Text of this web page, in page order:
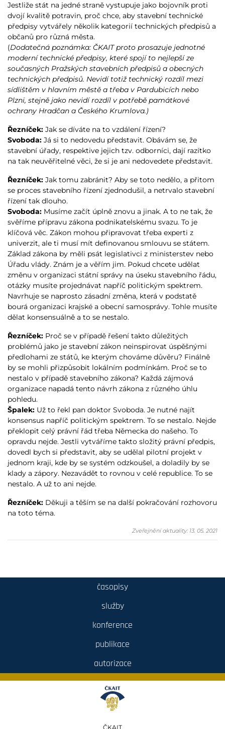
Jestliže stát na jedné straně vystupuje jako bojovník proti
dvojí kvalitě potravin, proč chce, aby stavební technické
předpisy vytvářely několik kategorií technických předpisů a
občanů pro různá města.
(Dodatečná poznámka: ČKAIT proto prosazuje jednotné
moderní technické předpisy, které spojí to nejlepší ze
současných Pražských stavebních předpisů a obecných
technických předpisů. Nevidí totiž technický rozdíl mezi
sídlištěm v hlavním městě a třeba v Pardubicích nebo
Plzni, stejně jako nevidí rozdíl v potřebě památkové
ochrany Hradčan a Českého Krumlova.)
Řezníček: Jak se díváte na to vzdálení řízení?
Svoboda: Já si to nedovedu představit. Obávám se, že
stavební úřady, respektive jejich tzv. odborníci, dají razítko
na tak neuvěřitelné věci, že si je ani nedovedete představit.
Řezníček: Jak tomu zabránit? Aby se toto nedělo, a přitom
se proces stavebního řízení zjednodušil, a netrvalo stavební
řízení tak dlouho.
Svoboda: Musíme začít úplně znovu a jinak. A to ne tak, že
svěříme přípravu zákona podnikatelskému svazu. To je
klíčová věc. Zákon mohou připravovat třeba experti z
univerzit, ale ti musí mít definovanou smlouvu se státem.
Základ zákona by měli psát legislativci z ministerstev nebo
Úřadu vlády. Znám je a věřím jim. Pokud chcete udělat
změnu v organizaci státní správy na úseku stavebního řádu,
otázky musíte projednávat napříč politickým spektrem.
Navrhuje se naprosto zásadní změna, která v podstatě
bourá organizaci krajské a obecní samosprávy. Tohle musíte
dělat konsensuálně a to se nestalo.
Řezníček: Proč se v případě řešení takto důležitých
problémů jako je stavební zákon neinspirovat úspěšnými
předlohami ze států, ke kterým chováme důvěru? Finálně
by se mohli přizpůsobit lokálním podmínkám. Proč se to
nestalo v případě stavebního zákona? Každá zájmová
organizace napadá tento návrh zákona z různého úhlu
pohledu.
Špalek: Už to řekl pan doktor Svoboda. Je nutné najít
konsensus napříč politickým spektrem. To se nestalo. Nejde
překlopit celý právní řád třeba Německa do našeho. To
opravdu nejde. Jestli vytváříme takto složitý právní předpis,
dovedl bych si představit, aby se udělal pilotní projekt v
jednom kraji, kde by se systém odzkoušel, a doladily by se
klady a zápory. Nezavádět to rovnou v celé republice. To se
nestalo. A už to ani nejde.
Řezníček: Děkuji a těším se na další pokračování rozhovoru
na toto téma.
Zveřejnění aktuality: 13. 05. 2021
časopisy
služby
konference
publikace
autorizace
ČKAIT